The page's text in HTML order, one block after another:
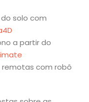
solo com
a partir do
com robô